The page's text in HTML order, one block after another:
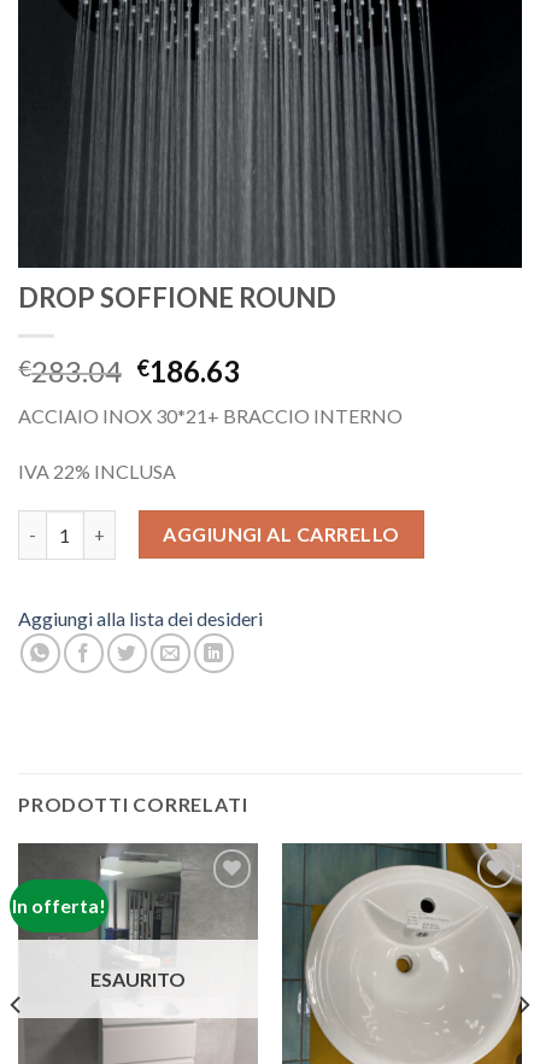
DROP SOFFIONE ROUND
€283.04 €186.63
ACCIAIO INOX 30*21+ BRACCIO INTERNO
IVA 22% INCLUSA
DROP SOFFIONE ROUND quantità
AGGIUNGI AL CARRELLO
Aggiungi alla lista dei desideri
PRODOTTI CORRELATI
In offerta!
alla lista
dei
ESAURITO
Aggiungi
alla lista